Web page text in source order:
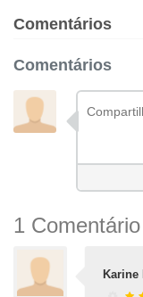
Comentários
Comentários
1 Comentário
Karine